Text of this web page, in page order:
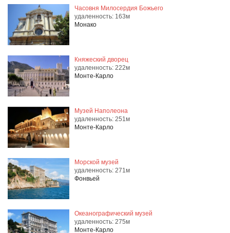
Часовня Милосердия Божьего
удаленность: 163м
Монако
Княжеский дворец
удаленность: 222м
Монте-Карло
Музей Наполеона
удаленность: 251м
Монте-Карло
Морской музей
удаленность: 271м
Фонвьей
Океанографический музей
удаленность: 275м
Монте-Карло